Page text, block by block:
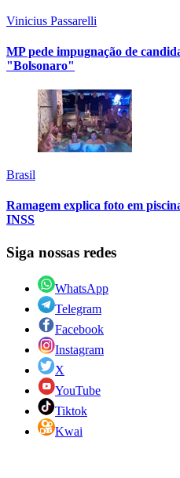
Vinicius Passarelli
MP pede impugnação de
"Bolsonaro"
Brasil
Ramagem explica foto em
INSS
Siga nossas redes
WhatsApp
Telegram
Facebook
Instagram
X
YouTube
Tiktok
Kwai